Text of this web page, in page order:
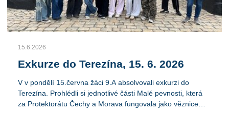
15.6.2026
Exkurze do Terezína, 15. 6. 2026
V v pondělí 15.června žáci 9.A absolvovali exkurzi do
Terezína. Prohlédli si jednotlivé části Malé pevnosti, která
za Protektorátu Čechy a Morava fungovala jako věznice